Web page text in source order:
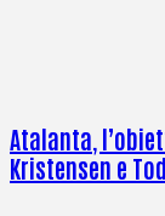
Atalanta,
Kristensen e